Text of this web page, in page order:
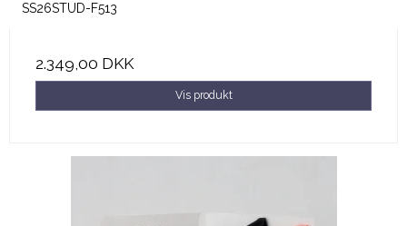
SS26STUD-F513
2.349,00 DKK
Vis produkt